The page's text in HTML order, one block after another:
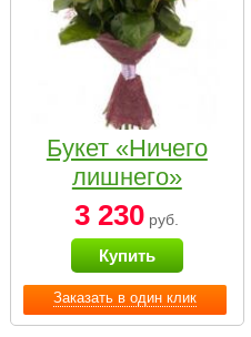
Заказать в один клик
Букет «Ничего
лишнего»
3 230 руб.
Купить